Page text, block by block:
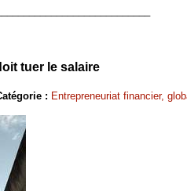
tuer le salaire
: Entrepreneuriat financier,